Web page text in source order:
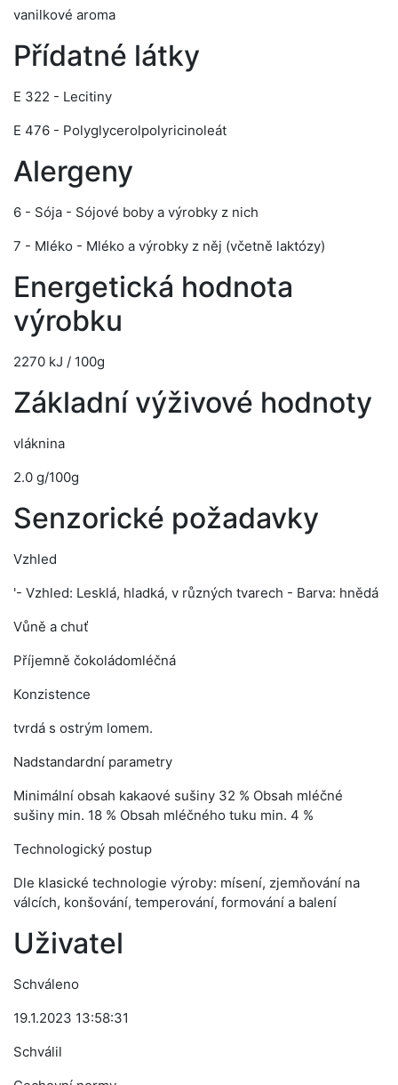
vanilkové aroma
Přídatné látky
E 322 - Lecitiny
E 476 - Polyglycerolpolyricinoleát
Alergeny
6 - Sója - Sójové boby a výrobky z nich
7 - Mléko - Mléko a výrobky z něj (včetně laktózy)
Energetická hodnota
výrobku
2270 kJ / 100g
Základní výživové hodnoty
vláknina
2.0 g/100g
Senzorické požadavky
Vzhled
'- Vzhled: Lesklá, hladká, v různých tvarech - Barva: hnědá
Vůně a chuť
Příjemně čokoládomléčná
Konzistence
tvrdá s ostrým lomem.
Nadstandardní parametry
Minimální obsah kakaové sušiny 32 % Obsah mléčné
sušiny min. 18 % Obsah mléčného tuku min. 4 %
Technologický postup
Dle klasické technologie výroby: mísení, zjemňování na
válcích, konšování, temperování, formování a balení
Uživatel
Schváleno
19.1.2023 13:58:31
Schválil